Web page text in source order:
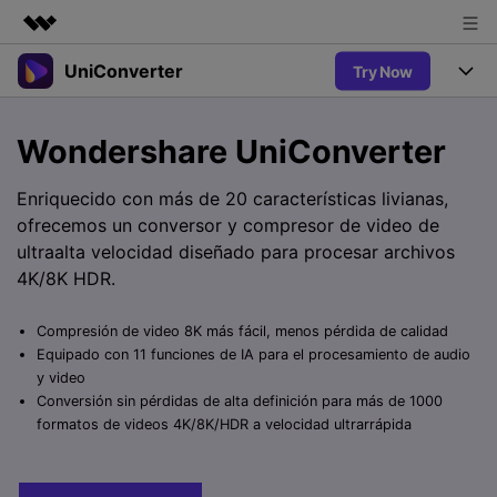
Productos destacados
Utilidades
Soluciones
Sala de prensa
Tienda
Soporte
UniConverter Try Now
UniConverter para Windows
UniConverter para Mac
AniSmall-Compresor de Video
AniSmall para Desktop
Convertir de Voz a Texto
Convertir con precisión de voz a
Nuevo
Convertidor de Video
inteligentes.
Popular
Soluciones
Donde hay deporte, está
UniConverter
Ofertas Educativas
Popular
¿Cómo utilizar Wondershare UniConverter? Aprenda la guía
paso a paso a continuación.
Actualizar a VC17
COMPRAR Sign In
Wondershare UniConverter
Enriquecido con más de 20 características livianas,
ofrecemos un conversor y compresor de video de
ultraalta velocidad diseñado para procesar archivos
4K/8K HDR.
Compresión de video 8K más fácil, menos pérdida de calidad
Equipado con 11 funciones de IA para el procesamiento de audio
y video
Conversión sin pérdidas de alta definición para más de 1000
formatos de videos 4K/8K/HDR a velocidad ultrarrápida